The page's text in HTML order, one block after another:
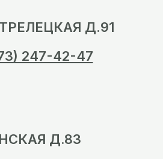
Д.91
247-42-47
Д.83